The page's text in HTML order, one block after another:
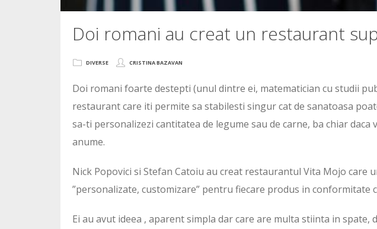
Doi romani au creat un restaurant
DIVERSE CRISTINA BAZAVAN
Doi romani foarte destepti (unul dintre ei, matematician cu studii
restaurant care iti permite sa stabilesti singur cat de sanatoasa
sa-ti personalizezi cantitatea de legume sau de carne, ba chiar
anume.
Nick Popovici si Stefan Catoiu au creat restaurantul Vita Mojo care
”personalizate, customizare” pentru fiecare produs in conformitate
Ei au avut ideea , aparent simpla dar care are multa stiinta in spate,